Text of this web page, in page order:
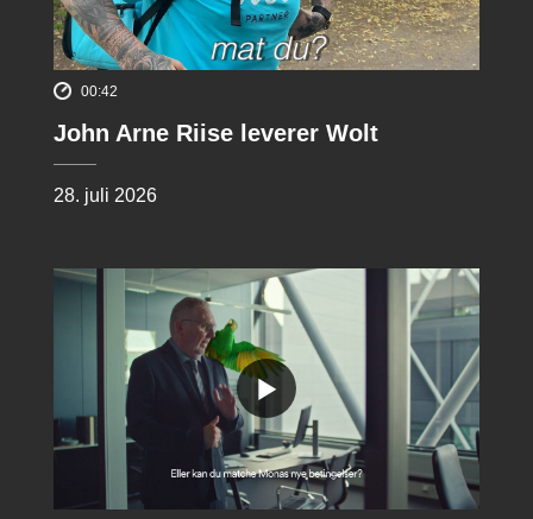
00:42
John Arne Riise leverer Wolt
28. juli 2026